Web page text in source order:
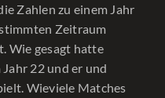
Zahlen zu einem Jahr
Zeitraum
Wie gesagt hatte
22 und er und
Wieviele Matches